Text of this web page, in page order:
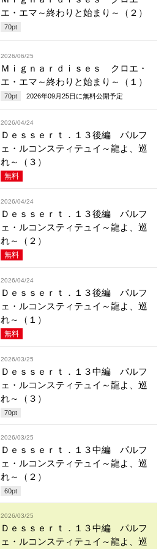
エ・エマ～終わりと始まり～（２）
70pt
2026/06/25
Ｍｉｇｎａｒｄｉｓｅｓ クロエ・
エ・エマ～終わりと始まり～（１）
70pt 2026年09月25日 に無料公開予定
2026/04/24
Ｄｅｓｓｅｒｔ．１３後編 パルフ
ェ・ルコンスティテュイ～龍よ、巡
れ～（３）
無料
2026/04/24
Ｄｅｓｓｅｒｔ．１３後編 パルフ
ェ・ルコンスティテュイ～龍よ、巡
れ～（２）
無料
2026/04/24
Ｄｅｓｓｅｒｔ．１３後編 パルフ
ェ・ルコンスティテュイ～龍よ、巡
れ～（１）
無料
2026/03/25
Ｄｅｓｓｅｒｔ．１３中編 パルフ
ェ・ルコンスティテュイ～龍よ、巡
れ～（３）
70pt
2026/03/25
Ｄｅｓｓｅｒｔ．１３中編 パルフ
ェ・ルコンスティテュイ～龍よ、巡
れ～（２）
60pt
2026/03/25
Ｄｅｓｓｅｒｔ．１３中編 パルフ
ェ・ルコンスティテュイ～龍よ、巡